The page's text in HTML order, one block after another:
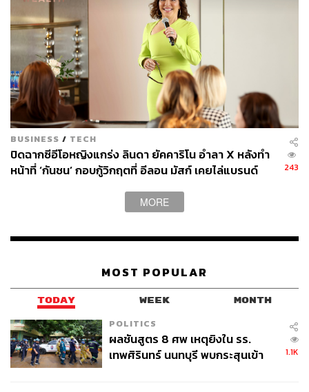
BUSINESS / TECH
ปิดฉากซีอีโอหญิงแกร่ง ลินดา ยัคคาริโน อำลา X หลังทำ
หน้าที่ ‘กันชน’ กอบกู้วิกฤตที่ อีลอน มัสก์ เคยไล่แบรนด์
243
MORE
MOST POPULAR
TODAY WEEK MONTH
POLITICS
ผลชันสูตร 8 ศพ เหตุยิงใน รร.
เทพศิรินทร์ นนทบุรี พบกระสุนเข้า
1.1K